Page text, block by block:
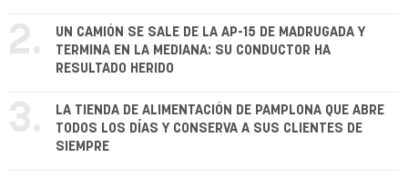
2.
UN CAMIÓN SE SALE DE LA AP-15 DE MADRUGADA Y
TERMINA EN LA MEDIANA: SU CONDUCTOR HA
RESULTADO HERIDO
3.
LA TIENDA DE ALIMENTACIÓN DE PAMPLONA QUE ABRE
TODOS LOS DÍAS Y CONSERVA A SUS CLIENTES DE
SIEMPRE